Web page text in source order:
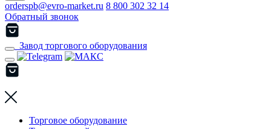
orderspb@evro-market.ru 8 800 302 32 14
Обратный звонок
Завод торгового оборудования
Торговое оборудование